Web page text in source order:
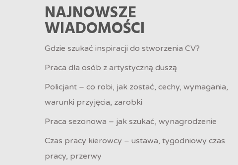
NAJNOWSZE
WIADOMOŚCI
Gdzie szukać inspiracji do stworzenia CV?
Praca dla osób z artystyczną duszą
Policjant – co robi, jak zostać, cechy, wymagania,
warunki przyjęcia, zarobki
Praca sezonowa – jak szukać, wynagrodzenie
Czas pracy kierowcy – ustawa, tygodniowy czas
pracy, przerwy